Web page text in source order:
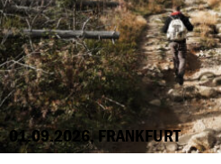
01.09.2026, FRANKFURT